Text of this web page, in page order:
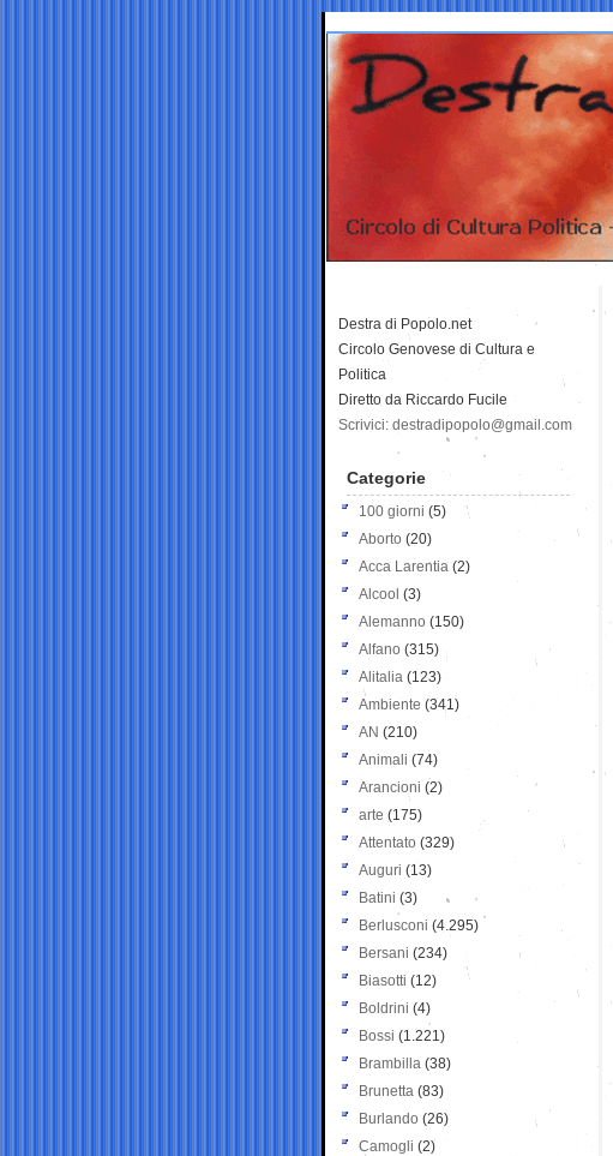
Destra di Popolo.net
Circolo Genovese di Cultura e
Politica
Diretto da Riccardo Fucile
Scrivici: destradipopolo@gmail.com
Categorie
100 giorni (5)
Aborto (20)
Acca Larentia (2)
Alcool (3)
Alemanno (150)
Alfano (315)
Alitalia (123)
Ambiente (341)
AN (210)
Animali (74)
Arancioni (2)
arte (175)
Attentato (329)
Auguri (13)
Batini (3)
Berlusconi (4.295)
Bersani (234)
Biasotti (12)
Boldrini (4)
Bossi (1.221)
Brambilla (38)
Brunetta (83)
Burlando (26)
Camogli (2)